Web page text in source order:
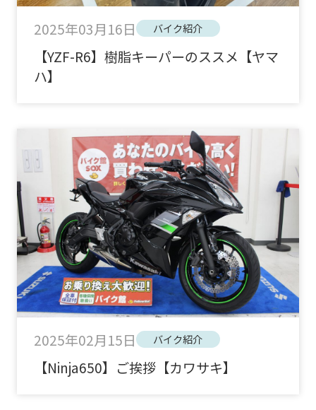
2025年03月16日 バイク紹介
【YZF-R6】樹脂キーパーのススメ【ヤマ
ハ】
2025年02月15日 バイク紹介
【Ninja650】ご挨拶【カワサキ】